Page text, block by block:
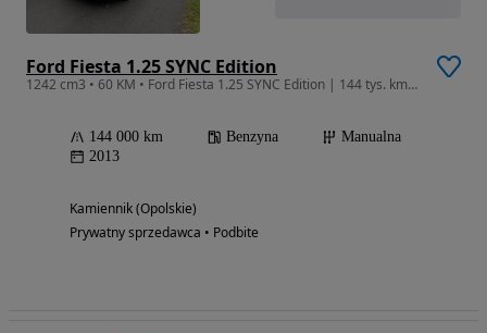
Ford Fiesta 1.25 SYNC Edition
1242 cm3 • 60 KM • Ford Fiesta 1.25 SYNC Edition | 144 tys. km | LED | Tempomat | AUSTRIA
144 000 km Benzyna
Manualna
2013
Kamiennik (Opolskie)
Prywatny sprzedawca • Podbite